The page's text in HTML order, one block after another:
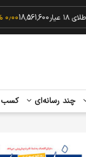
گرم طلای ۱۸ عیار 18,561,600
چند رسانه‌ای کسب